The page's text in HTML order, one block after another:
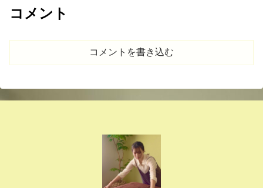
コメント
コメントを書き込む